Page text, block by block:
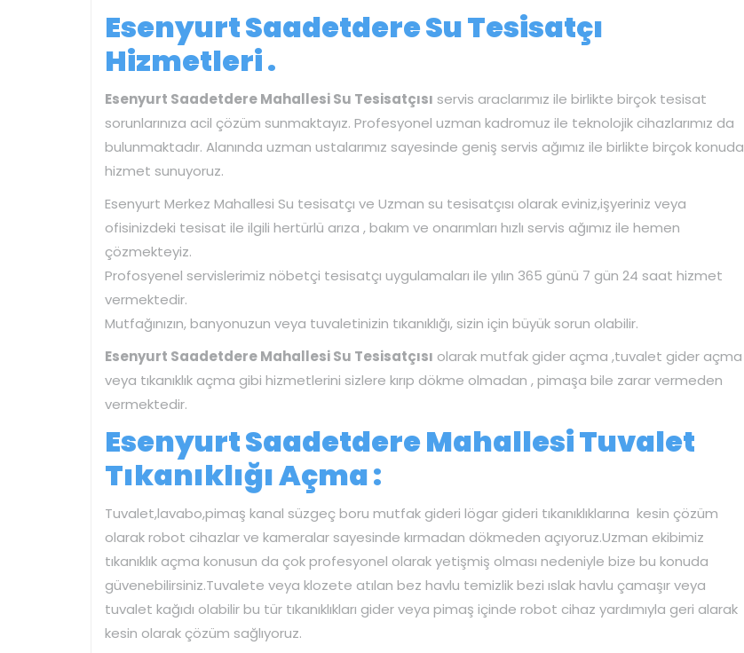
Esenyurt Saadetdere Su Tesisatçı
Hizmetleri .
Esenyurt Saadetdere Mahallesi Su Tesisatçısı servis araclarımız ile birlikte birçok tesisat
sorunlarınıza acil çözüm sunmaktayız. Profesyonel uzman kadromuz ile teknolojik cihazlarımız da
bulunmaktadır. Alanında uzman ustalarımız sayesinde geniş servis ağımız ile birlikte birçok konuda
hizmet sunuyoruz.
Esenyurt Merkez Mahallesi Su tesisatçı ve Uzman su tesisatçısı olarak eviniz,işyeriniz veya
ofisinizdeki tesisat ile ilgili hertürlü arıza , bakım ve onarımları hızlı servis ağımız ile hemen
çözmekteyiz.
Profosyenel servislerimiz nöbetçi tesisatçı uygulamaları ile yılın 365 günü 7 gün 24 saat hizmet
vermektedir.
Mutfağınızın, banyonuzun veya tuvaletinizin tıkanıklığı, sizin için büyük sorun olabilir.
Esenyurt Saadetdere Mahallesi Su Tesisatçısı olarak mutfak gider açma ,tuvalet gider açma
veya tıkanıklık açma gibi hizmetlerini sizlere kırıp dökme olmadan , pimaşa bile zarar vermeden
vermektedir.
Esenyurt Saadetdere Mahallesi Tuvalet
Tıkanıklığı Açma :
Tuvalet,lavabo,pimaş kanal süzgeç boru mutfak gideri lögar gideri tıkanıklıklarına kesin çözüm
olarak robot cihazlar ve kameralar sayesinde kırmadan dökmeden açıyoruz.Uzman ekibimiz
tıkanıklık açma konusun da çok profesyonel olarak yetişmiş olması nedeniyle bize bu konuda
güvenebilirsiniz.Tuvalete veya klozete atılan bez havlu temizlik bezi ıslak havlu çamaşır veya
tuvalet kağıdı olabilir bu tür tıkanıklıkları gider veya pimaş içinde robot cihaz yardımıyla geri alarak
kesin olarak çözüm sağlıyoruz.